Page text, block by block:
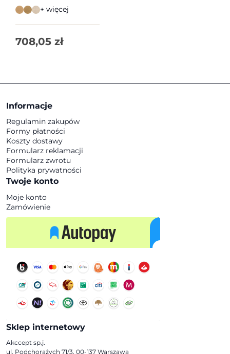
+ więcej
708,05 zł
Informacje
Regulamin zakupów
Formy płatności
Koszty dostawy
Formularz reklamacji
Formularz zwrotu
Polityka prywatności
Twoje konto
Moje konto
Zamówienie
Sklep internetowy
Akccept sp.j.
ul. Podchorążych 71/3, 00-137 Warszawa